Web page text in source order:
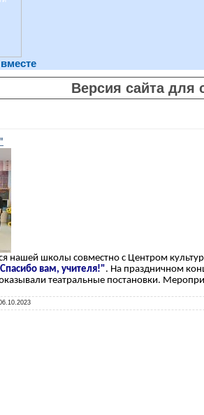
Версия сайта для
нашей школы совместно с Центром
вам, учителя!". На праздничном
театральные постановки.